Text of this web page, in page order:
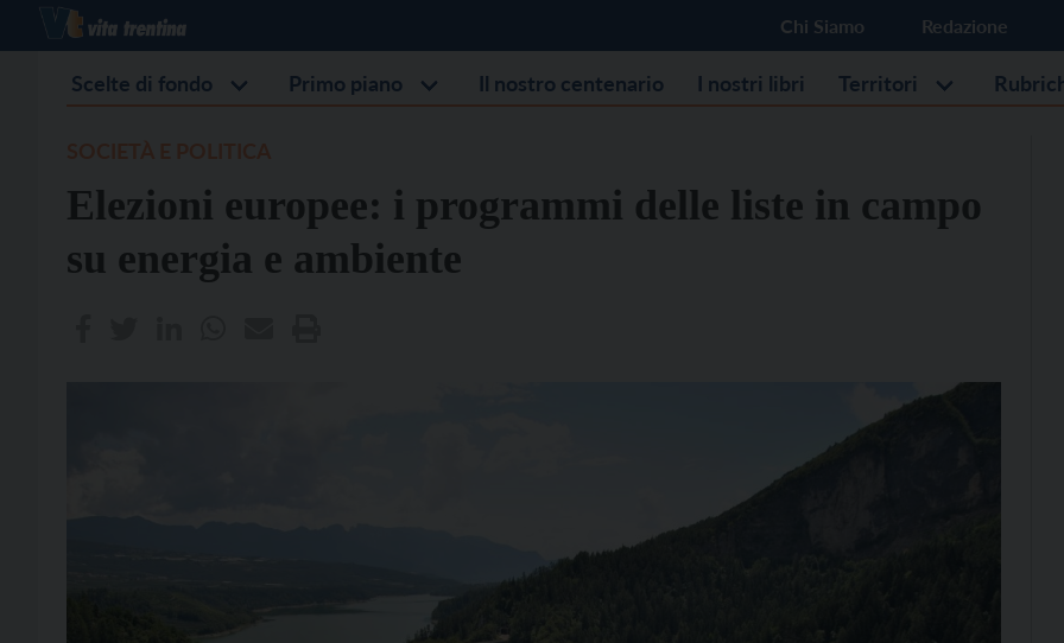
Chi Siamo Redazione
Scelte di fondo Primo piano Il nostro centenario I nostri libri Territori
Elezioni europee: i programmi delle liste in campo
su energia e ambiente